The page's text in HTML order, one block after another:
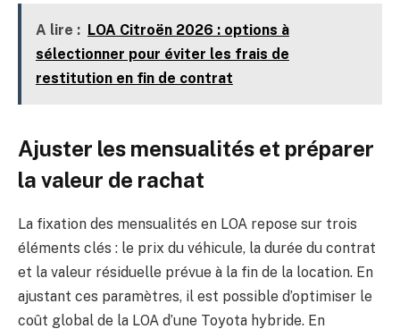
A lire : LOA Citroën 2026 : options à
sélectionner pour éviter les frais de
restitution en fin de contrat
Ajuster les mensualités et préparer
la valeur de rachat
La fixation des mensualités en LOA repose sur trois
éléments clés : le prix du véhicule, la durée du contrat
et la valeur résiduelle prévue à la fin de la location. En
ajustant ces paramètres, il est possible d’optimiser le
coût global de la LOA d’une Toyota hybride. En